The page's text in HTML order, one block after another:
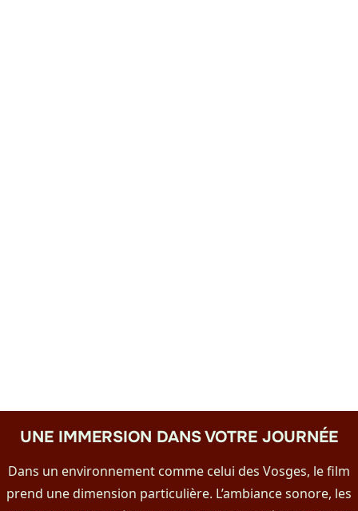
UNE IMMERSION DANS VOTRE JOURNÉE
Dans un environnement comme celui des Vosges, le film
prend une dimension particulière. L’ambiance sonore, les